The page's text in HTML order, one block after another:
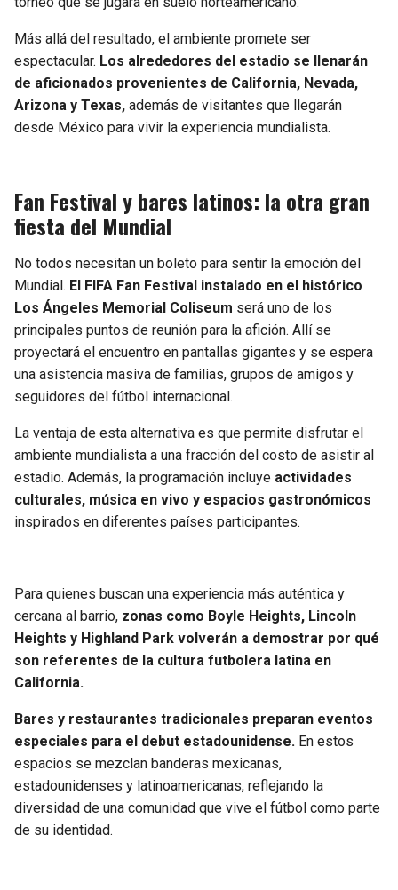
Más allá del resultado, el ambiente promete ser
espectacular. Los alrededores del estadio se llenarán
de aficionados provenientes de California, Nevada,
Arizona y Texas, además de visitantes que llegarán
desde México para vivir la experiencia mundialista.
Fan Festival y bares latinos: la otra gran
fiesta del Mundial
No todos necesitan un boleto para sentir la emoción del
Mundial. El FIFA Fan Festival instalado en el histórico
Los Ángeles Memorial Coliseum será uno de los
principales puntos de reunión para la afición. Allí se
proyectará el encuentro en pantallas gigantes y se espera
una asistencia masiva de familias, grupos de amigos y
seguidores del fútbol internacional.
La ventaja de esta alternativa es que permite disfrutar el
ambiente mundialista a una fracción del costo de asistir al
estadio. Además, la programación incluye actividades
culturales, música en vivo y espacios gastronómicos
inspirados en diferentes países participantes.
Para quienes buscan una experiencia más auténtica y
cercana al barrio, zonas como Boyle Heights, Lincoln
Heights y Highland Park volverán a demostrar por qué
son referentes de la cultura futbolera latina en
California.
Bares y restaurantes tradicionales preparan eventos
especiales para el debut estadounidense. En estos
espacios se mezclan banderas mexicanas,
estadounidenses y latinoamericanas, reflejando la
diversidad de una comunidad que vive el fútbol como parte
de su identidad.